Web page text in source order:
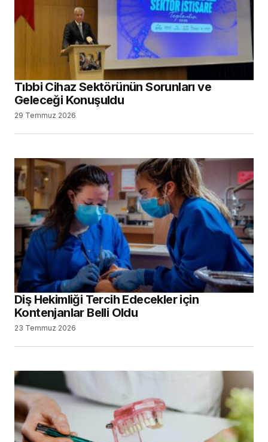
Tıbbi Cihaz Sektörünün Sorunları ve
Geleceği Konuşuldu
29 Temmuz 2026
Diş Hekimliği Tercih Edecekler için
Kontenjanlar Belli Oldu
23 Temmuz 2026